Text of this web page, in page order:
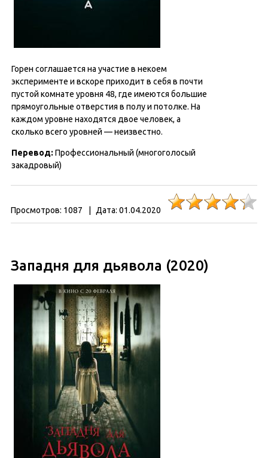
Горен соглашается на участие в некоем
эксперименте и вскоре приходит в себя в почти
пустой комнате уровня 48, где имеются большие
прямоугольные отверстия в полу и потолке. На
каждом уровне находятся двое человек, а
сколько всего уровней — неизвестно.
Перевод: Профессиональный (многоголосый
закадровый)
Просмотров: 1087 Дата: 01.04.2020
Западня для дьявола (2020)